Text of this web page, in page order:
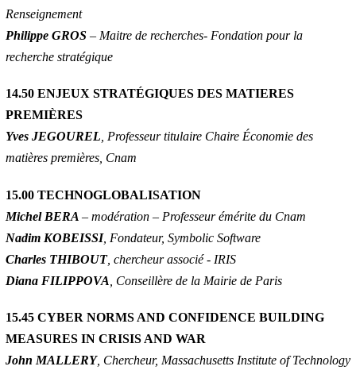
Renseignement
Philippe GROS – Maitre de recherches- Fondation pour la
recherche stratégique
14.50 ENJEUX STRATÉGIQUES DES MATIERES
PREMIÈRES
Yves JEGOUREL , Professeur titulaire Chaire Économie des
matières premières, Cnam
15.00 TECHNOGLOBALISATION
Michel BERA – modération – Professeur émérite du Cnam
Nadim KOBEISSI, Fondateur, Symbolic Software
Charles THIBOUT, chercheur associé - IRIS
Diana FILIPPOVA , Conseillère de la Mairie de Paris
15.45 CYBER NORMS AND CONFIDENCE BUILDING
MEASURES IN CRISIS AND WAR
John MALLERY, Chercheur, Massachusetts Institute of Technology